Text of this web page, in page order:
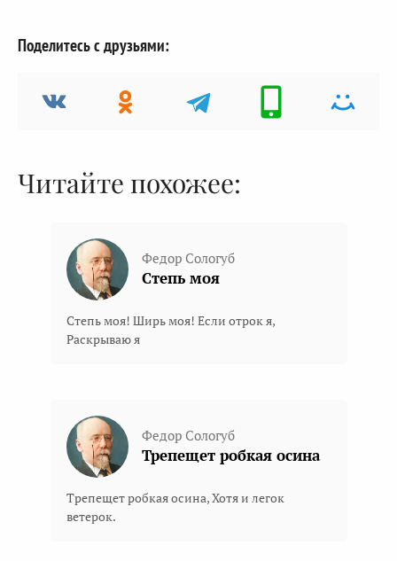
Поделитесь с друзьями:
Читайте похожее:
Федор Сологуб
Степь моя
Степь моя! Ширь моя! Если отрок я,
Раскрываю я
Федор Сологуб
Трепещет робкая осина
Трепещет робкая осина, Хотя и легок
ветерок.